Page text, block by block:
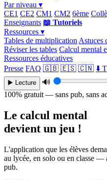
Par niveau ▾
CE1 CE2 CM1 CM2 6ème
Enseignants 📖 Tutoriels
Ressources ▾
Tables de multiplication Astuces
Réviser les tables Calcul mental
Ressources éducatives
Presse FAQ 🇬🇧 🇪🇸 🇨🇳 ⬇️
▶️ Lecture
🔊
100% gratuit — sans pub, sans
Le calcul mental
devient un jeu !
L'application que les élèves
au lycée, en solo ou en classe —
pub.